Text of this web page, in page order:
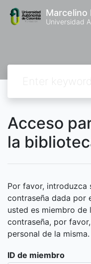
Marcelino
Universidad
Acceso
la
Por favor, introduzca
contraseña dada por
usted es miembro de
contraseña, por
personal de la misma.
ID de miembro